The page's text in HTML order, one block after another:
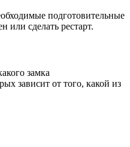
подготовительные
или сделать рестарт.
замка
зависит от того, какой из